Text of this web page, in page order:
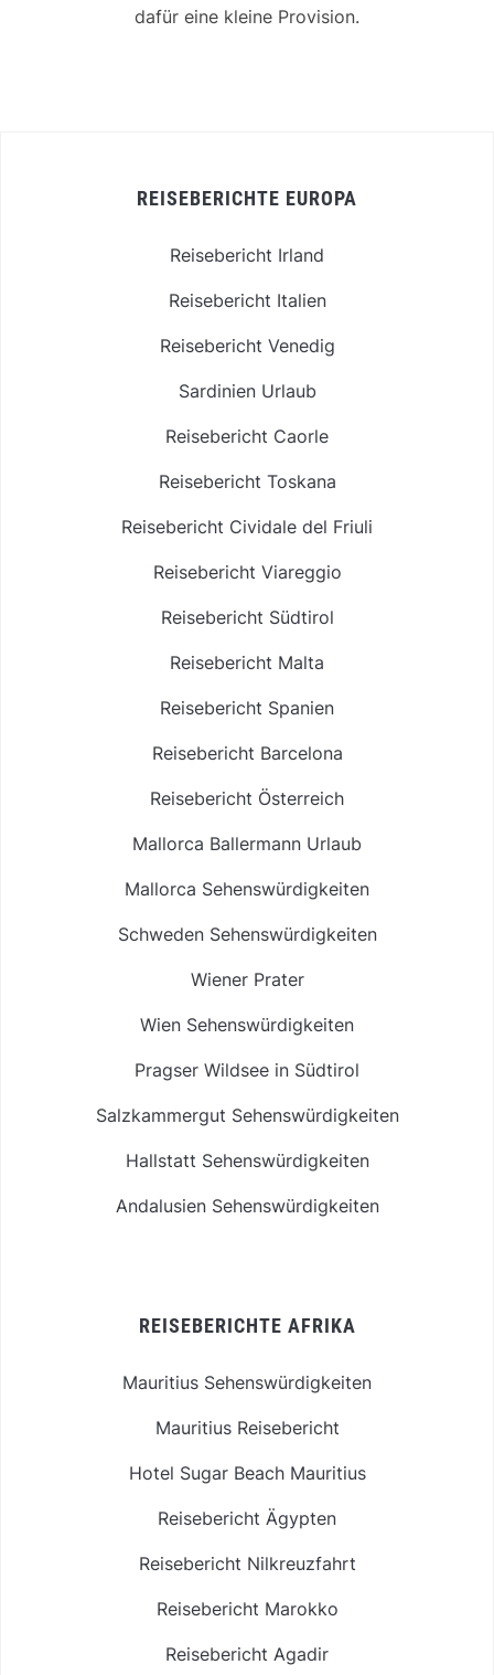
dafür eine kleine Provision.
REISEBERICHTE EUROPA
Reisebericht Irland
Reisebericht Italien
Reisebericht Venedig
Sardinien Urlaub
Reisebericht Caorle
Reisebericht Toskana
Reisebericht Cividale del Friuli
Reisebericht Viareggio
Reisebericht Südtirol
Reisebericht Malta
Reisebericht Spanien
Reisebericht Barcelona
Reisebericht Österreich
Mallorca Ballermann Urlaub
Mallorca Sehenswürdigkeiten
Schweden Sehenswürdigkeiten
Wiener Prater
Wien Sehenswürdigkeiten
Pragser Wildsee in Südtirol
Salzkammergut Sehenswürdigkeiten
Hallstatt Sehenswürdigkeiten
Andalusien Sehenswürdigkeiten
REISEBERICHTE AFRIKA
Mauritius Sehenswürdigkeiten
Mauritius Reisebericht
Hotel Sugar Beach Mauritius
Reisebericht Ägypten
Reisebericht Nilkreuzfahrt
Reisebericht Marokko
Reisebericht Agadir